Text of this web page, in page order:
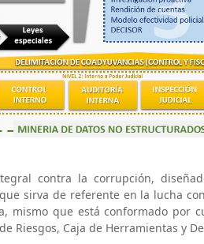
contra la corrupción,
sirva de referente en la lucha
mismo que está conformado por
Riesgos, Caja de Herramientas y